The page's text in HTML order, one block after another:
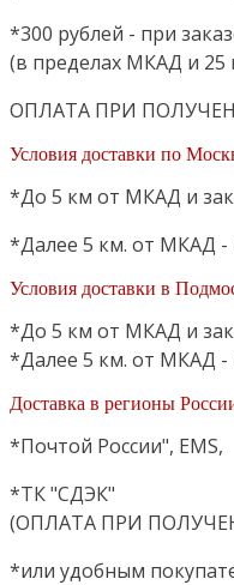
*300 рублей - при
(в пределах МКАД и
ОПЛАТА ПРИ
Условия доставки по
*До 5 км от МКАД и
*Далее 5 км. от МКАД -
Условия доставки в
*До 5 км от МКАД и
*Далее 5 км. от МКАД -
Доставка в регионы
*Почтой России", EMS,
*ТК "СДЭК"
(ОПЛАТА ПРИ
*или удобным